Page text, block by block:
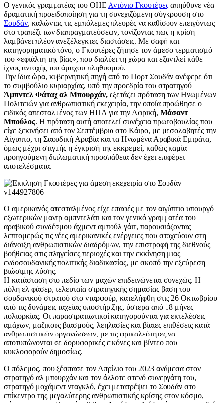
Ο γενικός γραμματέας του ΟΗΕ Αντόνιο Γκουτέρες απηύθυνε νέα
δραματική προειδοποίηση για τη συνεχιζόμενη σύγκρουση στο
Σουδάν, καλώντας τις εμπόλεμες πλευρές να καθίσουν επειγόντως
στο τραπέζι των διαπραγματεύσεων, τονίζοντας πως η κρίση
λαμβάνει πλέον ανεξέλεγκτες διαστάσεις. Με σαφή και
κατηγορηματικό τόνο, ο Γκουτέρες ζήτησε τον άμεσο τερματισμό
του «εφιάλτη της βίας», που διαλύει τη χώρα και εξαντλεί κάθε
ίχνος αντοχής του άμαχου πληθυσμού.
Την ίδια ώρα, κυβερνητική πηγή από το Πορτ Σουδάν ανέφερε ότι
το συμβούλιο κυριαρχίας, υπό την προεδρία του στρατηγού
Άμπντελ Φάταχ αλ Μπουρχάν, εξετάζει πρόταση των Ηνωμένων
Πολιτειών για ανθρωπιστική εκεχειρία, την οποία προώθησε ο
ειδικός απεσταλμένος των ΗΠΑ για την Αφρική, Μάσαντ
Μπούλος. Η πρόταση αυτή αποτελεί συνέχεια πρωτοβουλίας που
είχε ξεκινήσει από τον Σεπτέμβριο στο Κάιρο, με μεσολαβητές την
Αίγυπτο, τη Σαουδική Αραβία και τα Ηνωμένα Αραβικά Εμιράτα,
όμως μέχρι στιγμής η έγκρισή της εκκρεμεί, καθώς καμία
προηγούμενη διπλωματική προσπάθεια δεν έχει επιφέρει
αποτελέσματα.
Ο αμερικανός απεσταλμένος είχε επαφές με τον αιγύπτιο υπουργό
εξωτερικών μαντρ αμπντελάτι και τον γενικό γραμματέα του
αραβικού συνδέσμου άχμεντ αμπούλ γάιτ, παρουσιάζοντας
λεπτομερώς τις νέες αμερικανικές ενέργειες που στοχεύουν στη
διάνοιξη ανθρωπιστικών διαδρόμων, την επιστροφή της διεθνούς
βοήθειας στις πληγείσες περιοχές και την εκκίνηση μιας
ενδοσουδανικής πολιτικής διαδικασίας, με σκοπό την εξεύρεση
βιώσιμης λύσης.
Η κατάσταση στο πεδίο των μαχών επιδεινώνεται συνεχώς. Η
πόλη ελ φάσερ, τελευταία στρατηγικής σημασίας βάση του
σουδανικού στρατού στο νταρφούρ, κατελήφθη στις 26 Οκτωβρίου
από τις δυνάμεις ταχείας υποστήριξης, ύστερα από 18 μήνες
πολιορκίας. Οι παραστρατιωτικοί κατηγορούνται για εκτελέσεις
αμάχων, μαζικούς βιασμούς, λεηλασίες και βίαιες επιθέσεις κατά
ανθρωπιστικών οργανώσεων, με τις φρικαλεότητες να
αποτυπώνονται σε δορυφορικές εικόνες και βίντεο που
κυκλοφορούν δημοσίως.
Ο πόλεμος, που ξέσπασε τον Απρίλιο του 2023 ανάμεσα στον
στρατηγό αλ μπουρχάν και τον άλλοτε στενό συνεργάτη του,
στρατηγό μοχάμεντ νταγκλό, έχει μετατρέψει το Σουδάν στο
επίκεντρο της μεγαλύτερης ανθρωπιστικής κρίσης στον κόσμο,